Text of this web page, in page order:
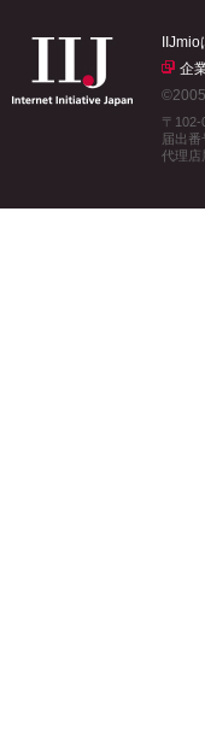
企
〒
届出
代理店